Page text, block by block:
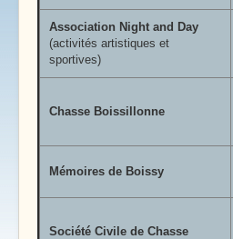
Association Night and Day
(activités artistiques et
sportives)
Chasse Boissillonne
Mémoires de Boissy
Société Civile de Chasse